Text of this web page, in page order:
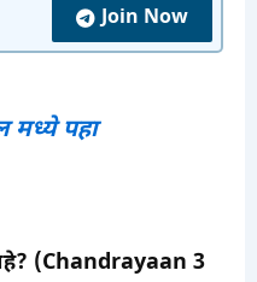
Join Now
मध्ये पहा
(Chandrayaan 3